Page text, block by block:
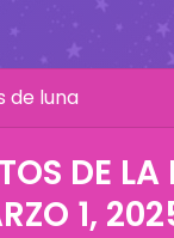
de luna
DE LA
1,